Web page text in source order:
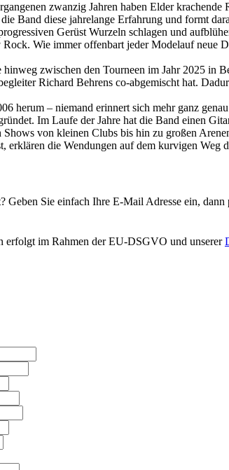
zwanzig Jahren haben Elder
Band diese jahrelange Erfahrung und formt
Gerüst Wurzeln schlagen und
Wie immer offenbart jeder Modelauf neue
zwischen den Tourneen im Jahr 2025 in
Richard Behrens co-abgemischt hat.
herum – niemand erinnert sich mehr ganz
Im Laufe der Jahre hat die Band einen
von kleinen Clubs bis hin zu großen
erklären die Wendungen auf dem kurvigen
Geben Sie einfach Ihre E-Mail Adresse ein,
erfolgt im Rahmen der EU-DSGVO und unserer